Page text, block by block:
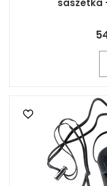
saszetka